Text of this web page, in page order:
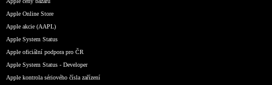
Apple Online Store
Apple akcie (AAPL)
Apple System Status
Apple oficiální podpora pro ČR
Apple System Status - Developer
Apple kontrola sériového čísla zařízení